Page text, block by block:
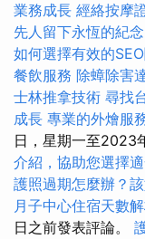
業務成長 經絡按摩
先人留下永恆的紀念
如何選擇有效的
餐飲服務 除蟑除害
士林推拿技術 尋找
成長 專業的外燴服
日，星期一至2023
介紹，協助您選擇
護照過期怎麼辦？
月子中心住宿天數
日之前發表評論。